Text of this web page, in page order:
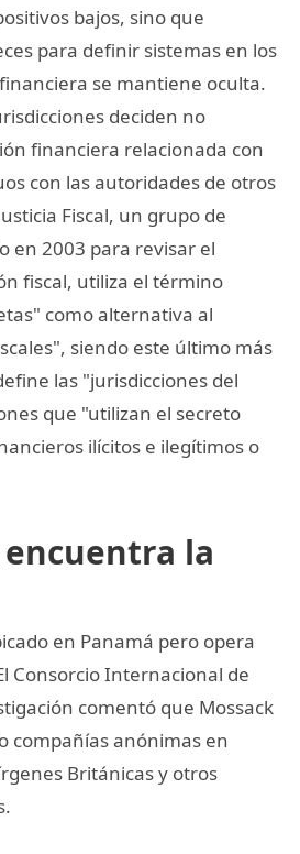
bajos, sino que
para definir sistemas en los
se mantiene oculta.
deciden no
financiera relacionada con
con las autoridades de otros
Fiscal, un grupo de
en 2003 para revisar el
fiscal, utiliza el término
como alternativa al
siendo este último más
las "jurisdicciones del
que "utilizan el secreto
ilícitos e ilegítimos o
encuentra la
en Panamá pero opera
Consorcio Internacional de
comentó que Mossack
compañías anónimas en
Británicas y otros